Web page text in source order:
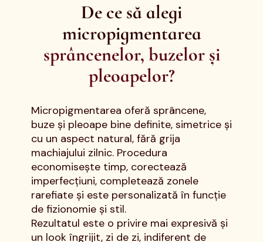
De ce să alegi
micropigmentarea
sprâncenelor, buzelor și
pleoapelor?
Micropigmentarea oferă sprâncene,
buze și pleoape bine definite, simetrice și
cu un aspect natural, fără grija
machiajului zilnic. Procedura
economisește timp, corectează
imperfecțiuni, completează zonele
rarefiate și este personalizată în funcție
de fizionomie și stil.
Rezultatul este o privire mai expresivă și
un look îngrijit, zi de zi, indiferent de